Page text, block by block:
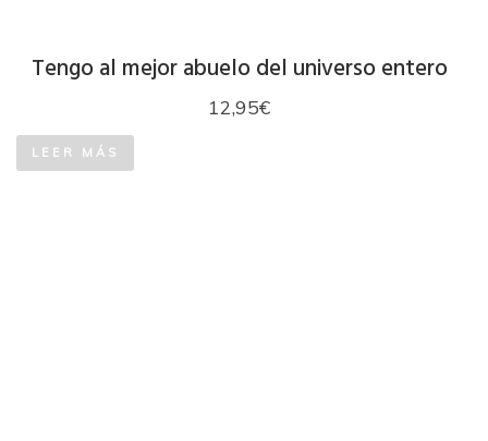
Tengo al mejor abuelo del universo entero
12,95€
LEER MÁS